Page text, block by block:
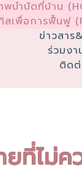
บำบัดที่บ้าน
เพื่อการฟื้นฟู
ข่าวสาร
ร่วมงา
ติดต่
ยที่ไม่